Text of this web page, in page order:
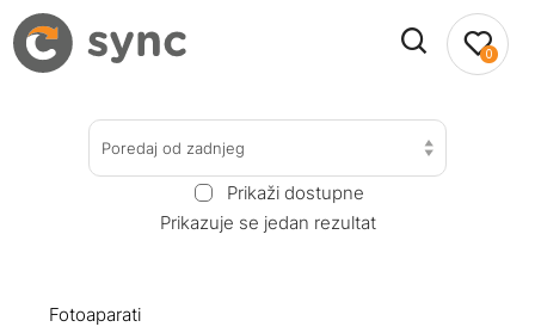
0
Poredaj od zadnjeg
Prikaži dostupne
Prikazuje se jedan rezultat
Fotoaparati